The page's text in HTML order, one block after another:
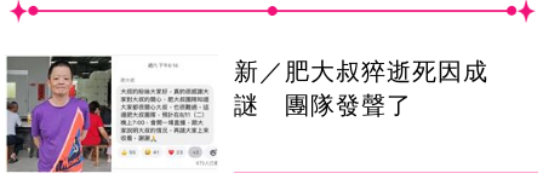
新／肥大叔猝逝死因成
謎 團隊發聲了